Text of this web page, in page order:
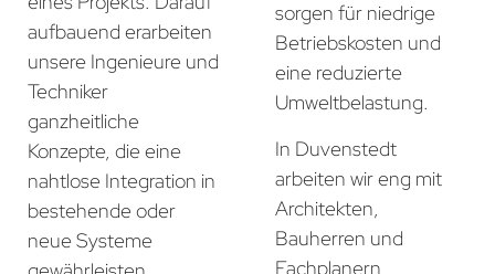
aufbauend erarbeiten
unsere Ingenieure und
Techniker
ganzheitliche
Konzepte, die eine
nahtlose Integration in
bestehende oder
neue Systeme
sorgen für niedrige
Betriebskosten und
eine reduzierte
Umweltbelastung.
In Duvenstedt
arbeiten wir eng mit
Architekten,
Bauherren und
Fachplanern